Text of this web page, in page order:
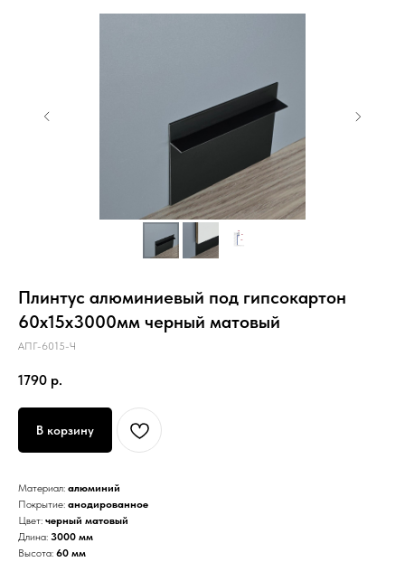
Плинтус алюминиевый под гипсокартон
60х15х3000мм черный матовый
АПГ-6015-Ч
1790 р.
В корзину
Материал: алюминий
Покрытие: анодированное
Цвет: черный матовый
Длина: 3000 мм
Высота: 60 мм